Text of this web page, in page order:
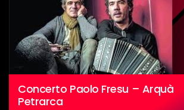
Concerto Paolo Fresu – Arquà
Petrarca